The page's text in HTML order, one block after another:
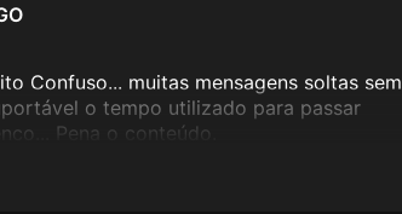
Confuso... muitas mensagens soltas sem
o tempo utilizado para passar
Pena o conteúdo.